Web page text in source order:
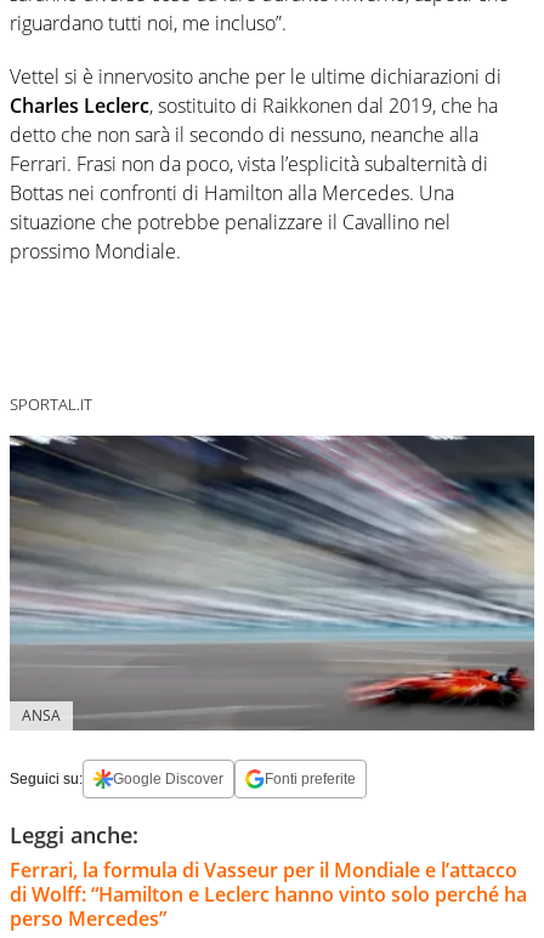
riguardano tutti noi, me incluso”.
Vettel si è innervosito anche per le ultime dichiarazioni di
Charles Leclerc, sostituito di Raikkonen dal 2019, che ha
detto che non sarà il secondo di nessuno, neanche alla
Ferrari. Frasi non da poco, vista l’esplicità subalternità di
Bottas nei confronti di Hamilton alla Mercedes. Una
situazione che potrebbe penalizzare il Cavallino nel
prossimo Mondiale.
SPORTAL.IT
ANSA
Seguici su: Google Discover Fonti preferite
Leggi anche:
Ferrari, la formula di Vasseur per il Mondiale e l’attacco
di Wolff: “Hamilton e Leclerc hanno vinto solo perché ha
perso Mercedes”